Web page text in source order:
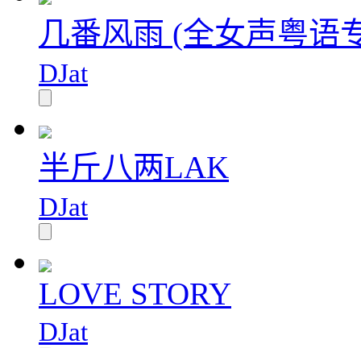
几番风雨 (全女声粤语
DJat
半斤八两LAK
DJat
LOVE STORY
DJat